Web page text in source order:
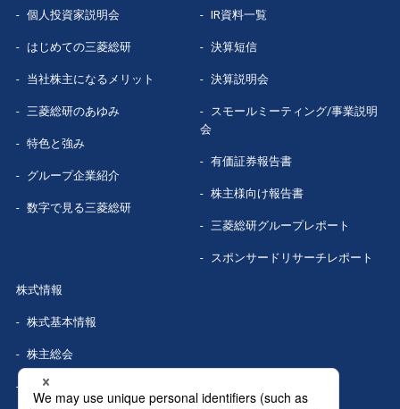
個人投資家説明会
はじめての三菱総研
当社株主になる メリット
三菱総研のあゆみ
特色と強み
グループ企業紹介
数字で見る三菱総研
IR資料一覧
決算短信
決算説明会
スモールミーティング/事業説明
会
有価証券報告書
株主様向け報告書
三菱総研グループレポート
スポンサードリサーチレポート
株式情報
株式基本情報
株主総会
株式事務手続き